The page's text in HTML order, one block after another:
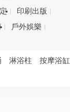
印刷出版
戶外娛樂
淋浴柱 按摩浴缸